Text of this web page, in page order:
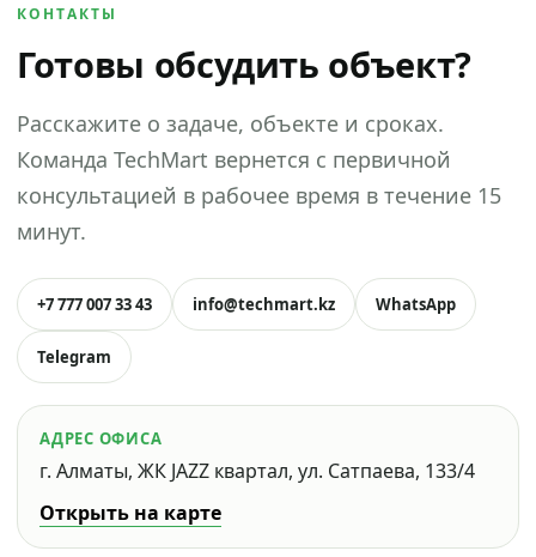
КОНТАКТЫ
Готовы обсудить объект?
Расскажите о задаче, объекте и сроках.
Команда TechMart вернется с первичной
консультацией в рабочее время в течение 15
минут.
+7 777 007 33 43 info@techmart.kz WhatsApp
Telegram
АДРЕС ОФИСА
г. Алматы, ЖК JAZZ квартал, ул. Сатпаева, 133/4
Открыть на карте